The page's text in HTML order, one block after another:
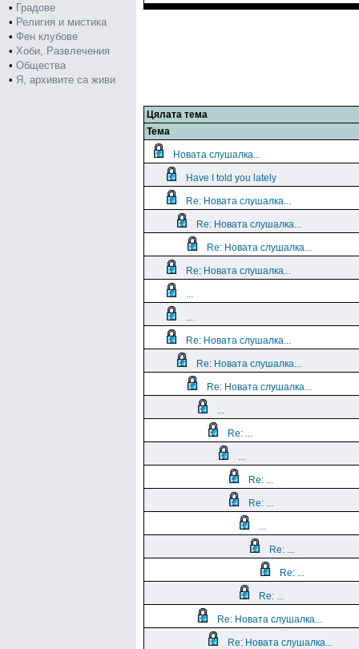
• Градове
• Религия и мистика
• Фен клубове
• Хоби, Развлечения
• Общества
• Я, архивите са живи
Цялата тема
Тема
Новата слушалка...
Have I told you lately
Re: Новата слушалка...
Re: Новата слушалка...
Re: Новата слушалка...
Re: Новата слушалка...
...
...
Re: Новата слушалка...
Re: Новата слушалка...
Re: Новата слушалка...
...
Re: ...
...
Re: ...
Re: ...
...
Re: ...
Re: ...
Re: ...
Re: Новата слушалка...
Re: Новата слушалка...